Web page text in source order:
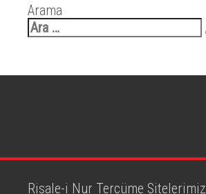
Arama
Arama:
Risale-i Nur Tercüme Sitelerimiz